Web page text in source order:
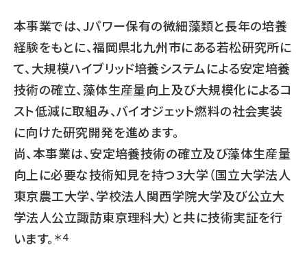
本事業では、Jパワー保有の微細藻類と長年の培養
経験をもとに、福岡県北九州市にある若松研究所に
て、大規模ハイブリッド培養システムによる安定培養
技術の確立、藻体生産量向上及び大規模化によるコ
スト低減に取組み、バイオジェット燃料の社会実装
に向けた研究開発を進めます。
尚、本事業は、安定培養技術の確立及び藻体生産量
向上に必要な技術知見を持つ3大学（国立大学法人
東京農工大学、学校法人関西学院大学及び公立大
学法人公立諏訪東京理科大）と共に技術実証を行
います。 ＊４